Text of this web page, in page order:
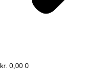
kr. 0,00 0